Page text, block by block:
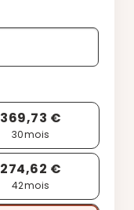
369,73 €
30mois
274,62 €
42mois